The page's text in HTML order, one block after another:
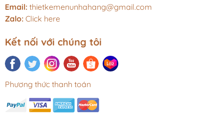
Email: thietkemenunhahang@gmail.com
Zalo: Click here
Kết nối với chúng tôi
Phương thức thanh toán